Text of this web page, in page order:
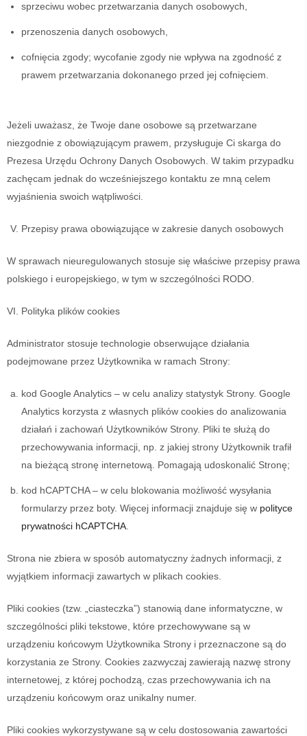
sprzeciwu wobec przetwarzania danych osobowych,
przenoszenia danych osobowych,
cofnięcia zgody; wycofanie zgody nie wpływa na zgodność z
prawem przetwarzania dokonanego przed jej cofnięciem.
Jeżeli uważasz, że Twoje dane osobowe są przetwarzane
niezgodnie z obowiązującym prawem, przysługuje Ci skarga do
Prezesa Urzędu Ochrony Danych Osobowych. W takim przypadku
zachęcam jednak do wcześniejszego kontaktu ze mną celem
wyjaśnienia swoich wątpliwości.
Przepisy prawa obowiązujące w zakresie danych osobowych
W sprawach nieuregulowanych stosuje się właściwe przepisy prawa
polskiego i europejskiego, w tym w szczególności RODO.
Polityka plików cookies
Administrator stosuje technologie obserwujące działania
podejmowane przez Użytkownika w ramach Strony:
kod Google Analytics – w celu analizy statystyk Strony. Google
Analytics korzysta z własnych plików cookies do analizowania
działań i zachowań Użytkowników Strony. Pliki te służą do
przechowywania informacji, np. z jakiej strony Użytkownik trafił
na bieżącą stronę internetową. Pomagają udoskonalić Stronę;
kod hCAPTCHA – w celu blokowania możliwość wysyłania
formularzy przez boty. Więcej informacji znajduje się w polityce
prywatności hCAPTCHA
Strona nie zbiera w sposób automatyczny żadnych informacji, z
wyjątkiem informacji zawartych w plikach cookies.
Pliki cookies (tzw. „ciasteczka”) stanowią dane informatyczne, w
szczególności pliki tekstowe, które przechowywane są w
urządzeniu końcowym Użytkownika Strony i przeznaczone są do
korzystania ze Strony. Cookies zazwyczaj zawierają nazwę strony
internetowej, z której pochodzą, czas przechowywania ich na
urządzeniu końcowym oraz unikalny numer.
Pliki cookies wykorzystywane są w celu dostosowania zawartości